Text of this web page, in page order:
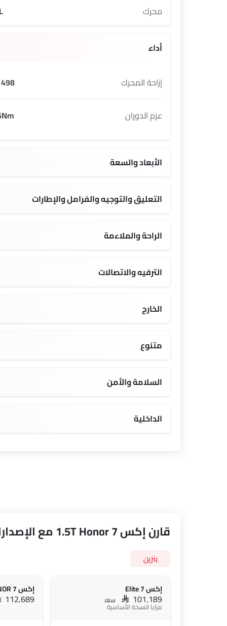
محرك
أداء
إزاحة المحرك cc
عزم الدوران
الأبعاد والسعة
التعليق والتوجيه والفرامل والإطارات
الراحة والملاءمة
الترفيه والاتصالات
الخارج
متنوع
السلامة والأمن
الداخلية
قارن إكس 7 1.5T Honor مع الإصدارات الأخرى
بنزين
إكس 7 Elite
SAR 101,189 سعر
مزايا النسخة الأساسية
إكس 7 HONOR
112,689